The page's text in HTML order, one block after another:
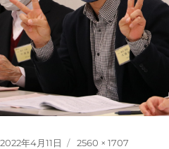
投
2022年4月11日
フ
2560 × 1707